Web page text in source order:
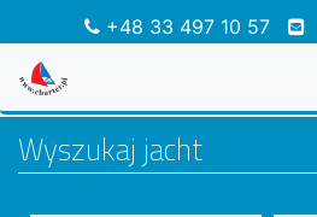
+48 33 497 10 57